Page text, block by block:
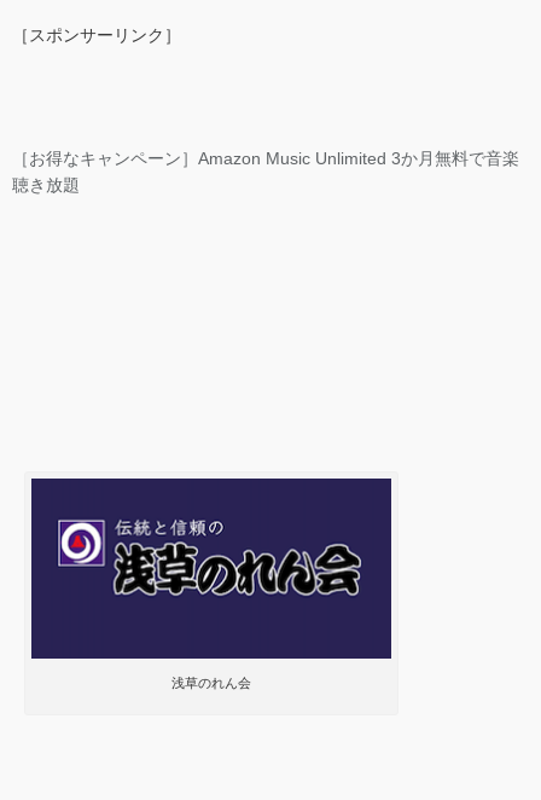
［スポンサーリンク］
［お得なキャンペーン］Amazon Music Unlimited 3か月無料で音楽
聴き放題
浅草のれん会